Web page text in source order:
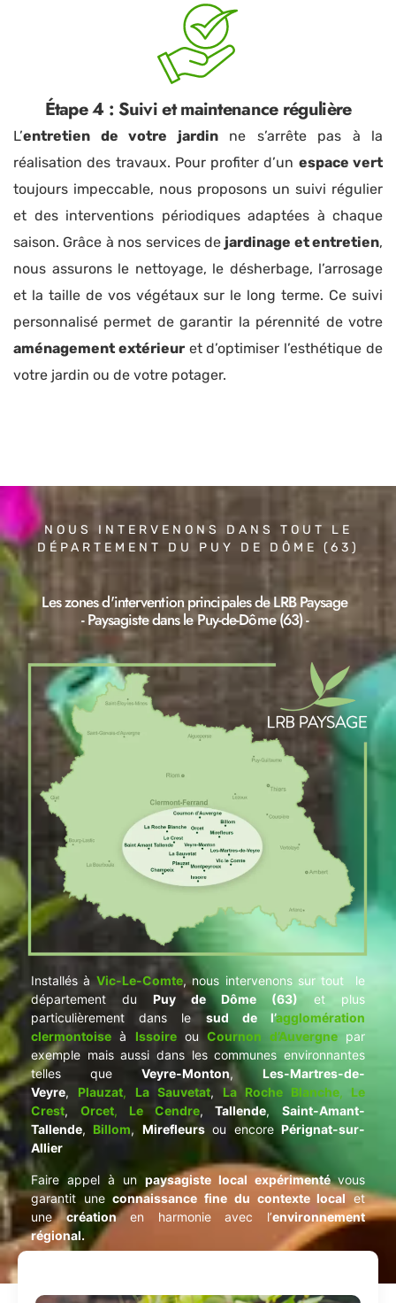
Étape 4 : Suivi et maintenance régulière
L’entretien de votre jardinne s’arrête pas à la
réalisation des travaux. Pour profiter d’un espace vert
toujours impeccable, nous proposons un suivi régulier
et des interventions périodiques adaptées à chaque
saison. Grâce à nos services de jardinage et entretien,
nous assurons le nettoyage, le désherbage, l’arrosage
et la taille de vos végétaux sur le long terme. Ce suivi
personnalisé permet de garantir la pérennité de votre
aménagement extérieuret d’optimiser l’esthétique de
votre jardin ou de votre potager.
NOUS INTERVENONS DANS TOUT LE
DÉPARTEMENT DU PUY DE DÔME (63)
Les zones d'intervention principales de LRB Paysage
- Paysagiste dans le Puy-de-Dôme (63) -
Installés à Vic-Le-Comte, nous intervenons sur tout le
département du Puy de Dôme (63) et plus
particulièrement dans le sud de l’agglomération
clermontoise à Issoire ouCournon d’Auvergnepar
exemple mais aussi dans les communes environnantes
telles que Veyre-Monton, Les-Martres-de-
Veyre, Plauzat, La Sauvetat, La Roche Blanche, Le
Crest, Orcet, Le Cendre,Tallende,Saint-Amant-
Tallende, Billom, Mirefleursou encore Pérignat-sur-
Allier
Faire appel à un paysagiste local expérimentévous
garantit uneconnaissance fine du contexte local et
unecréationen harmonie avec l’environnement
régional.